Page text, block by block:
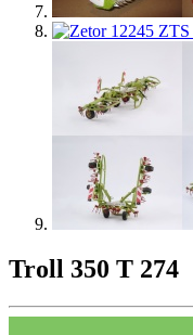
Troll 350 T 274